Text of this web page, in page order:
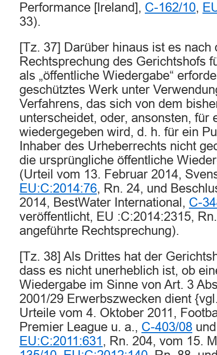
Performance [lreland], C-162/10,
33).
[Tz. 37] Darüber hinaus ist es nach
Rechtsprechung des Gerichtshofs
als „öffentliche Wiedergabe“
geschütztes Werk unter
Verfahrens, das sich von dem
unterscheidet, oder, ansonsten, für
wiedergegeben wird, d. h. für ein
Inhaber des Urheberrechts nicht
die ursprüngliche öffentliche
(Urteil vom 13. Februar 2014,
EU:C:2014:76, Rn. 24, und
2014, BestWater In­ternational, C-
veröffentlicht, EU :C:2014:2315,
angeführte Rechtsprechung).
[Tz. 38] Als Drittes hat der
dass es nicht unerheblich ist, ob
Wiedergabe im Sinne von Art. 3
2001/29 Erwerbszwecken dient
Urteile vom 4. Oktober 2011,
Premier League u. a., C-403/08
EU:C:2011:631 , Rn. 204, vom 15.